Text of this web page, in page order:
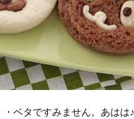
ベタですみません。あはは♪